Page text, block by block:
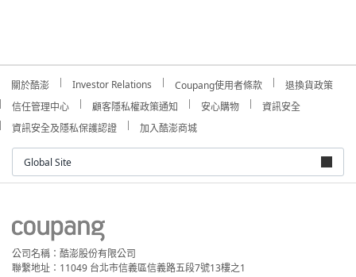
關於酷澎 Investor Relations Coupang使用者條款
退換貨政策
信任管理中心
顧客隱私權政策通知 安心購物
資訊安全
資訊安全及隱私保護認證
加入酷澎商城
Global Site
公司名稱：酷澎股份有限公司
聯繫地址：11049 台北市信義區信義路五段7號13樓之1